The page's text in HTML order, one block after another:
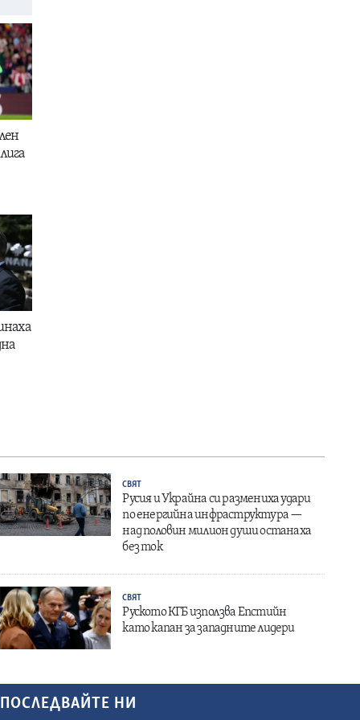
СВЯТ
Русия и Украйна си размениха удари
по енергийна инфраструктура —
над половин милион души останаха
без ток
СВЯТ
Руското КГБ използва Епстийн
като капан за западните лидери
ПОСЛЕДВАЙТЕ НИ